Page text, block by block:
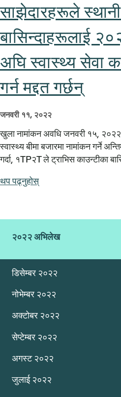
साझेदारहरूले
बासिन्दाहरूलाई
अघि स्वास्थ्य सेवा
गर्न मद्दत गर्छन्
जनवरी ११, २०२२
खुला नामांकन अवधि जनवरी १५,
स्वास्थ्य बीमा बजारमा नामांकन गर्ने
गर्दा, १TP२T ले ट्राभिस काउन्टीका
थप पढ्नुहोस्
२०२२ अभिलेख
डिसेम्बर २०२२
नोभेम्बर २०२२
अक्टोबर २०२२
सेप्टेम्बर २०२२
अगस्ट २०२२
जुलाई २०२२